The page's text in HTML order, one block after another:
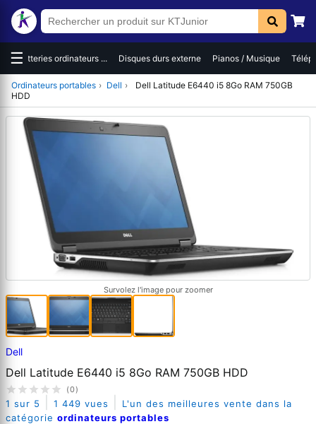
☰Batteries ordinateurs ... Disques durs externe Pianos / Musique
Ordinateurs portables › Dell ›
Dell Latitude E6440 i5 8Go RAM 750GB
HDD
Survolez l'image pour zoomer
Dell
Dell Latitude E6440 i5 8Go RAM 750GB HDD
(0)
1 sur 5 1 449 vues
L'un des meilleures vente dans la
catégorie ordinateurs portables